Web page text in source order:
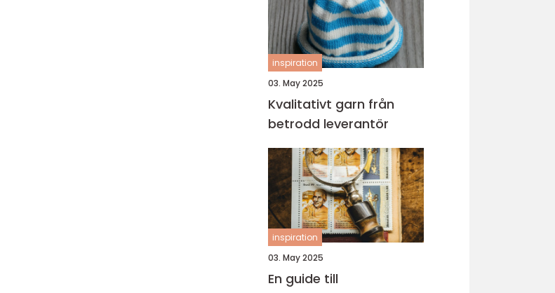
inspiration
03. May 2025
Kvalitativt garn från
betrodd leverantör
inspiration
03. May 2025
En guide till